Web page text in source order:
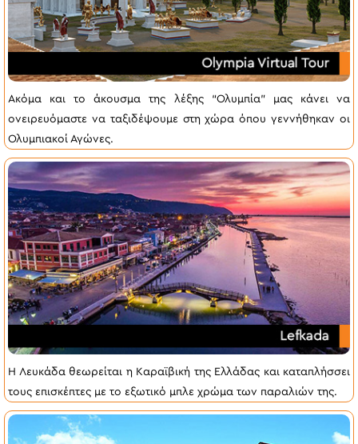
Ακόμα και το άκουσμα της λέξης “Ολυμπία” μας κάνει να
ονειρευόμαστε να ταξιδέψουμε στη χώρα όπου γεννήθηκαν οι
Ολυμπιακοί Αγώνες.
Η Λευκάδα θεωρείται η Καραϊβική της Ελλάδας και καταπλήσσει
τους επισκέπτες με το εξωτικό μπλε χρώμα των παραλιών της.